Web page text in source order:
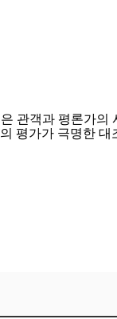
은 관객과 평론가의
평가가 극명한 대